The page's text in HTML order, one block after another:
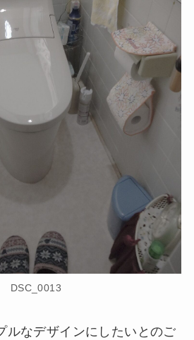
DSC_0013
なデザインにしたいとのご